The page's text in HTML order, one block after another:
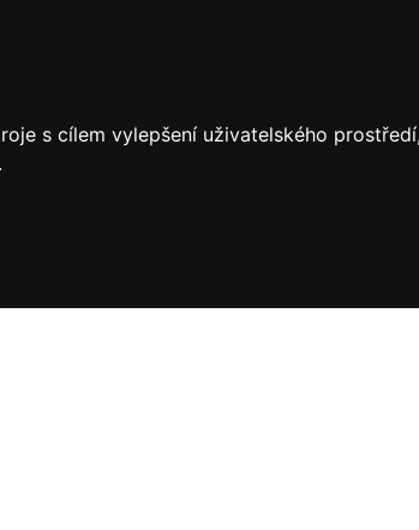
s cílem vylepšení uživatelského